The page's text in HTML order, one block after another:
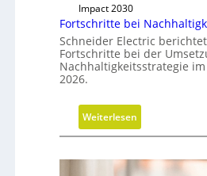
g
e
r
s
c
ä
Impact 2030
Fortschritte bei
Schneider Electric
Fortschritte bei der
Nachhaltigkeitsstrategie
2026.
Weiterlesen:
F
r